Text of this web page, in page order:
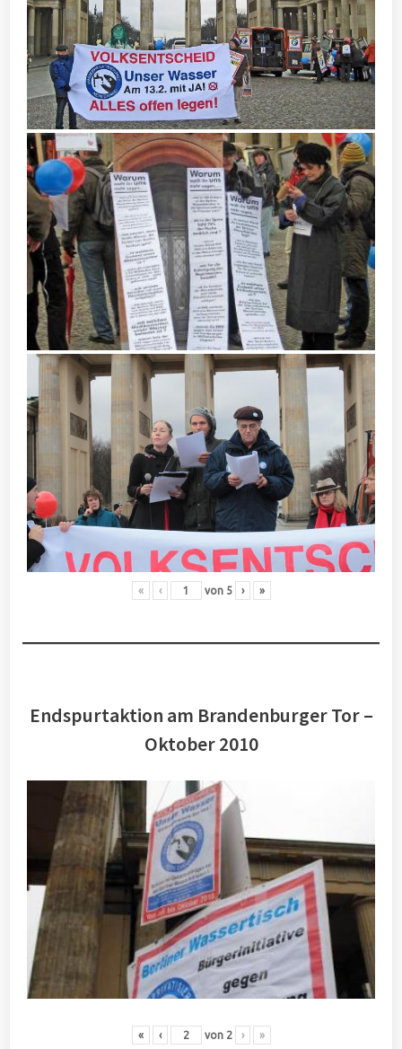
« ‹ von 5 › »
Endspurtaktion am Brandenburger Tor –
Oktober 2010
« ‹ von 2 › »